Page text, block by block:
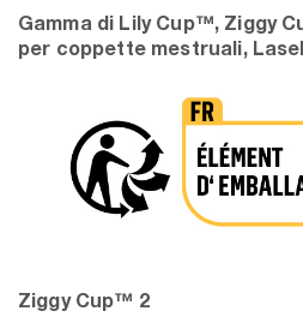
Gamma di Lily Cup™, Ziggy
per coppette mestruali,
Ziggy Cup™ 2